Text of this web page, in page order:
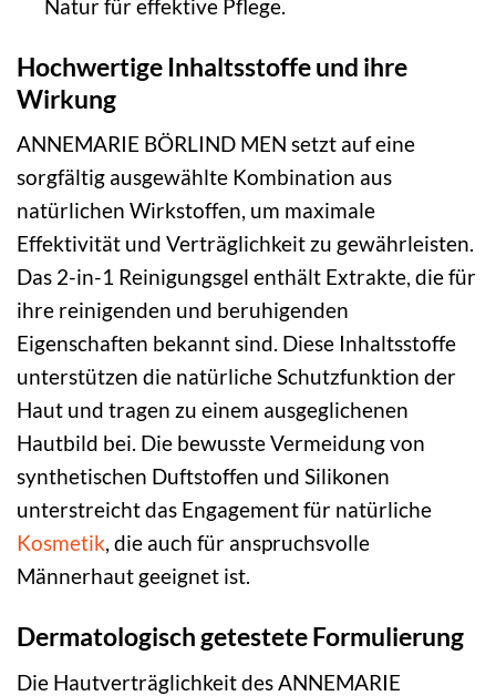
Natur für effektive Pflege.
Hochwertige Inhaltsstoffe und ihre
Wirkung
ANNEMARIE BÖRLIND MEN setzt auf eine
sorgfältig ausgewählte Kombination aus
natürlichen Wirkstoffen, um maximale
Effektivität und Verträglichkeit zu gewährleisten.
Das 2-in-1 Reinigungsgel enthält Extrakte, die für
ihre reinigenden und beruhigenden
Eigenschaften bekannt sind. Diese Inhaltsstoffe
unterstützen die natürliche Schutzfunktion der
Haut und tragen zu einem ausgeglichenen
Hautbild bei. Die bewusste Vermeidung von
synthetischen Duftstoffen und Silikonen
unterstreicht das Engagement für natürliche
Kosmetik, die auch für anspruchsvolle
Männerhaut geeignet ist.
Dermatologisch getestete Formulierung
Die Hautverträglichkeit des ANNEMARIE